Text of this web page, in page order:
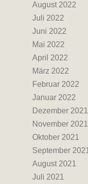
August 2022
Juli 2022
Juni 2022
Mai 2022
April 2022
März 2022
Februar 2022
Januar 2022
Dezember 2021
November 2021
Oktober 2021
September 2021
August 2021
Juli 2021